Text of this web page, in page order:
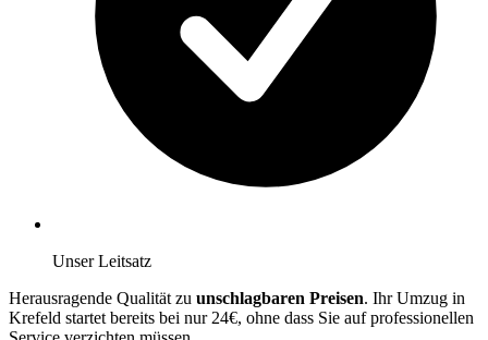
Unser Leitsatz
Herausragende Qualität zu unschlagbaren Preisen. Ihr Umzug in
Krefeld startet bereits bei nur 24€, ohne dass Sie auf professionellen